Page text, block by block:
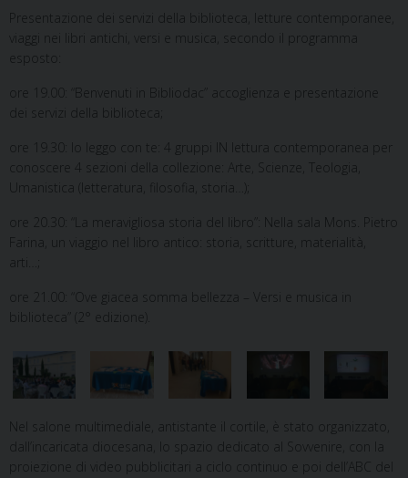
Presentazione dei servizi della biblioteca, letture contemporanee,
viaggi nei libri antichi, versi e musica, secondo il programma
esposto:
ore 19.00: “Benvenuti in Bibliodac” accoglienza e presentazione
dei servizi della biblioteca;
ore 19.30: Io leggo con te: 4 gruppi IN lettura contemporanea per
conoscere 4 sezioni della collezione: Arte, Scienze, Teologia,
Umanistica (letteratura, filosofia, storia…);
ore 20.30: “La meravigliosa storia del libro”: Nella sala Mons. Pietro
Farina, un viaggio nel libro antico: storia, scritture, materialità,
arti…;
ore 21.00: “Ove giacea somma bellezza – Versi e musica in
biblioteca” (2° edizione).
Nel salone multimediale, antistante il cortile, è stato organizzato,
dall’incaricata diocesana, lo spazio dedicato al Sovvenire, con la
proiezione di video pubblicitari a ciclo continuo e poi dell’ABC del